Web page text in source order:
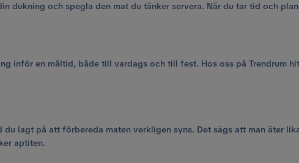
dukning och spegla den mat du tänker servera. När du tar tid och
inför en måltid, både till vardags och till fest. Hos oss på Trendrum
lagt på att förbereda maten verkligen syns. Det sägs att man äter
aptiten.